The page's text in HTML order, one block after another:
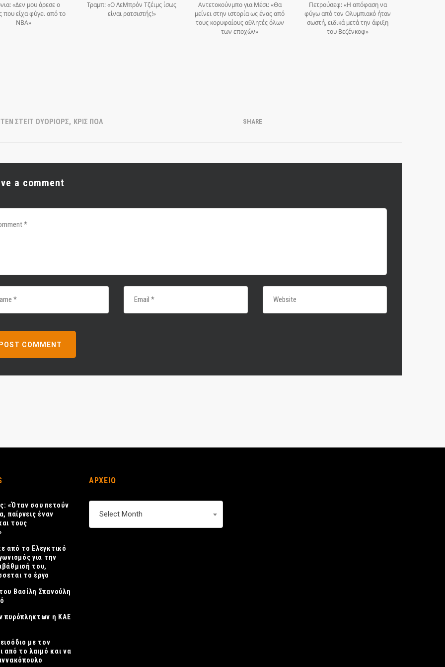
«Δεν μου άρεσε ο
που είχα φύγει από το
ΝΒΑ»
Τραμπ: «Ο ΛεΜπρόν Τζέιμς ίσως
είναι ρατσιστής!»
Αντετοκούνμπο για Μέσι: «Θα
μείνει στην ιστορία ως ένας από
τους κορυφαίους αθλητές όλων
των εποχών»
Πετρούσεφ: «Η απόφαση να
φύγω από τον Ολυμπιακό ήταν
σωστή, ειδικά μετά την άφιξη
του Βεζένκοφ»
ΣΤΕΙΤ ΟΥΟΡΙΟΡΣ, ΚΡΙΣ ΠΟΛ SHARE
a comment
«Όταν σου πετούν
παίρνεις έναν
τους
από το Ελεγκτικό
για την
του,
το έργο
Βασίλη Σπανούλη
πυρόπληκτων η ΚΑΕ
με τον
από το λαιμό και να
ΑΡΧΕΙΟ
Select Month